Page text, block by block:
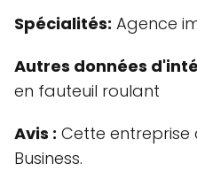
Spécialités: Agence
Autres données
en fauteuil roulant
Avis : Cette entreprise
Business.